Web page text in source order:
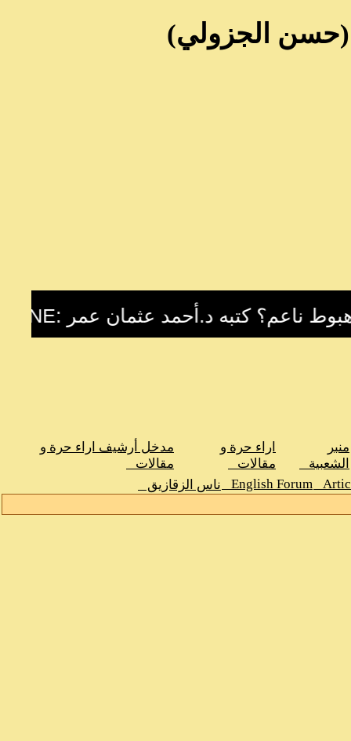
الجزولي)
منبر
الشعبية
اراء حرة و
مقالات
مدخل أرشيف اراء حرة و
مقالات
English Forum ناس الزقازيق